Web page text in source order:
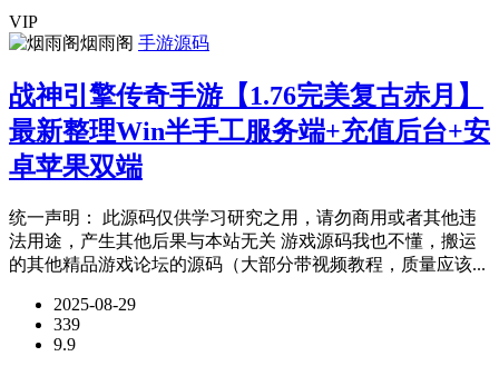
VIP
烟雨阁 手游源码
战神引擎传奇手游【1.76完美复古赤月】
最新整理Win半手工服务端+充值后台+安
卓苹果双端
统一声明： 此源码仅供学习研究之用，请勿商用或者其他违
法用途，产生其他后果与本站无关 游戏源码我也不懂，搬运
的其他精品游戏论坛的源码（大部分带视频教程，质量应该...
2025-08-29
339
9.9